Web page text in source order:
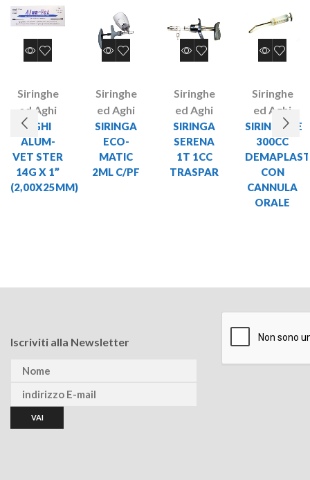
Siringhe
ed Aghi
AGHI
ALUM-
VET STER
14G X 1”
(2,00X25MM)
Siringhe
ed Aghi
SIRINGA
ECO-
MATIC
2ML C/PF
Siringhe
ed Aghi
SIRINGA
SERENA
1T 1CC
TRASPAR
Siringhe
ed Aghi
SIRINGONE
300CC
DEMAPLAST
CON
CANNULA
ORALE
Iscriviti alla Newsletter